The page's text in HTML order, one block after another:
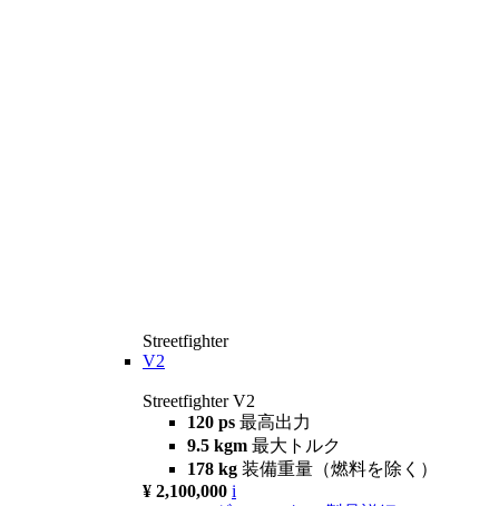
Streetfighter
V2
Streetfighter V2
120 ps 最高出力
9.5 kgm 最大トルク
178 kg 装備重量（燃料を除く）
¥ 2,100,000 i